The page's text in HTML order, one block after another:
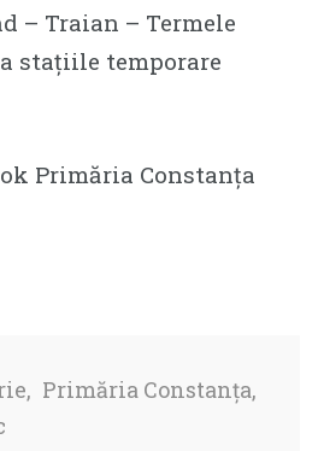
– Traian – Termele
stațiile temporare
Primăria Constanța
, Primăria Constanța,